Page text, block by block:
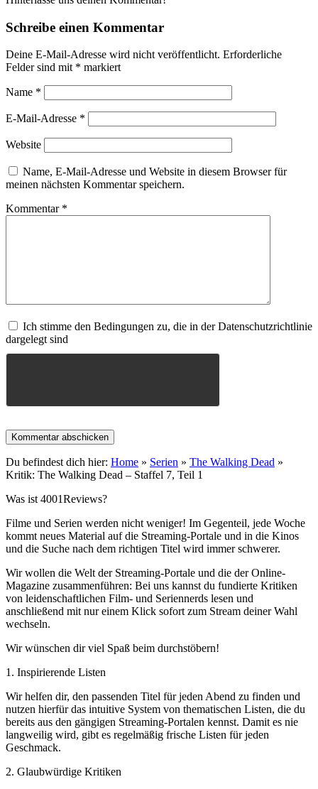
Schreibe einen Kommentar
Deine E-Mail-Adresse wird nicht veröffentlicht. Erforderliche
Felder sind mit * markiert
Name *
E-Mail-Adresse *
Website
Name, E-Mail-Adresse und Website in diesem Browser für
meinen nächsten Kommentar speichern.
Kommentar *
Ich stimme den Bedingungen zu, die in der Datenschutzrichtlinie
dargelegt sind
Du befindest dich hier: Home » Serien » The Walking Dead »
Kritik: The Walking Dead – Staffel 7, Teil 1
Was ist 4001Reviews?
Filme und Serien werden nicht weniger! Im Gegenteil, jede Woche
kommt neues Material auf die Streaming-Portale und in die Kinos
und die Suche nach dem richtigen Titel wird immer schwerer.
Wir wollen die Welt der Streaming-Portale und die der Online-
Magazine zusammenführen: Bei uns kannst du fundierte Kritiken
von leidenschaftlichen Film- und Seriennerds lesen und
anschließend mit nur einem Klick sofort zum Stream deiner Wahl
wechseln.
Wir wünschen dir viel Spaß beim durchstöbern!
1. Inspirierende Listen
Wir helfen dir, den passenden Titel für jeden Abend zu finden und
nutzen hierfür das intuitive System von thematischen Listen, die du
bereits aus den gängigen Streaming-Portalen kennst. Damit es nie
langweilig wird, gibt es regelmäßig frische Listen für jeden
Geschmack.
2. Glaubwürdige Kritiken